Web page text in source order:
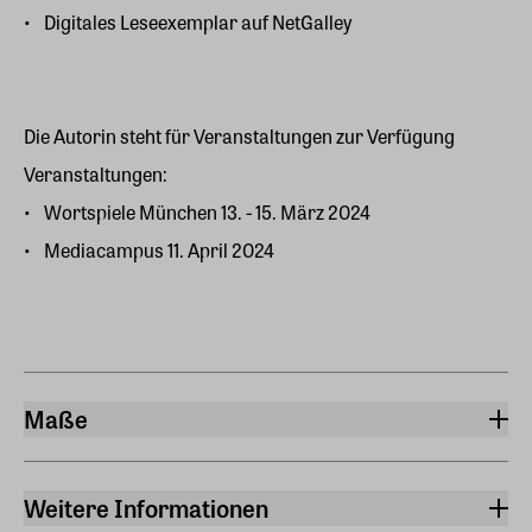
Digitales Leseexemplar auf NetGalley
Die Autorin steht für Veranstaltungen zur Verfügung
Veranstaltungen:
Wortspiele München 13. - 15. März 2024
Mediacampus 11. April 2024
Maße
Länge
Weitere Informationen